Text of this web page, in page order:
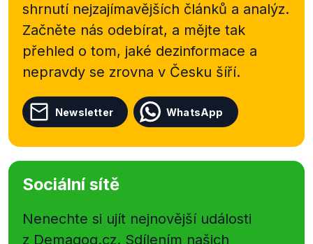
shrnutí nejzajímavějších článků a analýz.
Začněte nás odebírat, a mějte tak
přehled o tom, jaké dezinformace a
nepravdy se zrovna v Česku šíří.
Newsletter WhatsApp
Sociální sítě
Nenechte si ujít nejnovější události
z Demagog.cz. Sdílením našich